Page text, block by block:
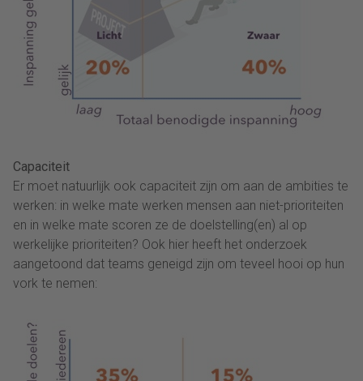
Capaciteit
Er moet natuurlijk ook capaciteit zijn om aan de ambities te
werken: in welke mate werken mensen aan niet-prioriteiten
en in welke mate scoren ze de doelstelling(en) al op
werkelijke prioriteiten? Ook hier heeft het onderzoek
aangetoond dat teams geneigd zijn om teveel hooi op hun
vork te nemen: